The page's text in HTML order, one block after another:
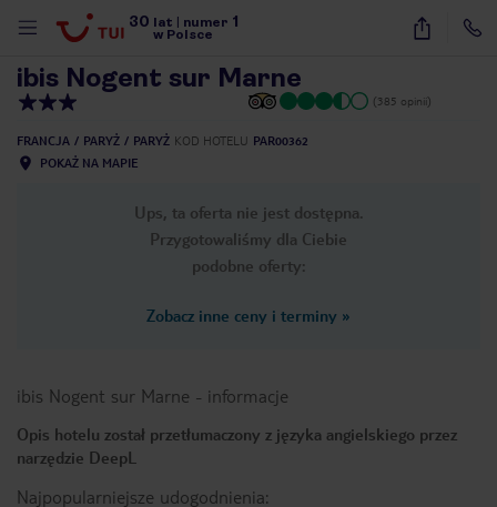
30 lat numer 1
w Polsce
19
ibis Nogent sur Marne
(385 opinii)
FRANCJA PARYŻ PARYŻ KOD HOTELU PAR00362
POKAŻ NA MAPIE
Ups, ta oferta nie jest dostępna.
Przygotowaliśmy dla Ciebie
podobne oferty:
Zobacz inne ceny i terminy »
ibis Nogent sur Marne - informacje
Opis hotelu został przetłumaczony z języka angielskiego przez
narzędzie DeepL
Najpopularniejsze udogodnienia: